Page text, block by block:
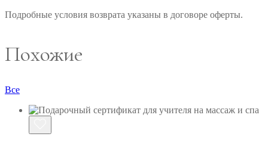
Подробные условия возврата указаны в договоре оферты.
Похожие
Все